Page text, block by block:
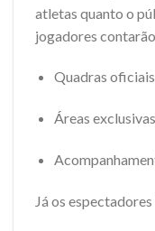
atletas quanto o
jogadores
Quadras
Áreas
Já os